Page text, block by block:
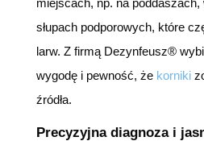
miejscach, np. na
słupach podporowych, które
larw. Z firmą Dezynfeusz®
wygodę i pewność, że korniki
źródła.
Precyzyjna diagnoza i